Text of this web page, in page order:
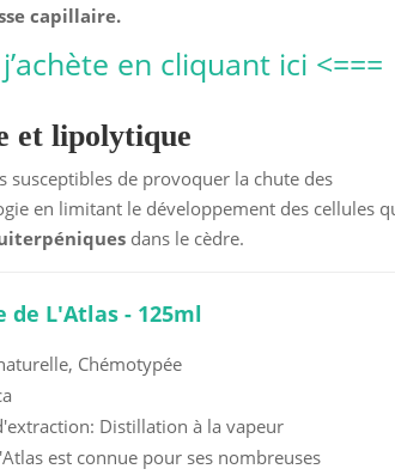
capillaire.
en cliquant ici <===
et lipolytique
susceptibles de provoquer la chute des
en limitant le développement des cellules
dans le cèdre.
de L'Atlas - 125ml
Chémotypée
Distillation à la vapeur
est connue pour ses nombreuses